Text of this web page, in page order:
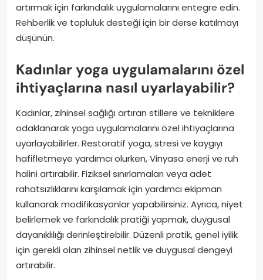
artırmak için farkındalık uygulamalarını entegre edin.
Rehberlik ve topluluk desteği için bir derse katılmayı
düşünün.
Kadınlar yoga uygulamalarını özel
ihtiyaçlarına nasıl uyarlayabilir?
Kadınlar, zihinsel sağlığı artıran stillere ve tekniklere
odaklanarak yoga uygulamalarını özel ihtiyaçlarına
uyarlayabilirler. Restoratif yoga, stresi ve kaygıyı
hafifletmeye yardımcı olurken, Vinyasa enerji ve ruh
halini artırabilir. Fiziksel sınırlamaları veya adet
rahatsızlıklarını karşılamak için yardımcı ekipman
kullanarak modifikasyonlar yapabilirsiniz. Ayrıca, niyet
belirlemek ve farkındalık pratiği yapmak, duygusal
dayanıklılığı derinleştirebilir. Düzenli pratik, genel iyilik
için gerekli olan zihinsel netlik ve duygusal dengeyi
artırabilir.